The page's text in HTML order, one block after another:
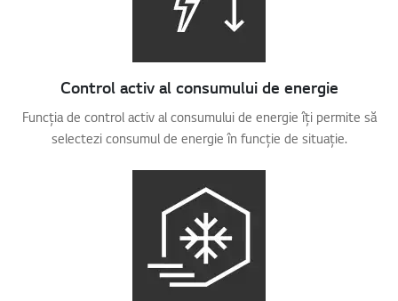
Control activ al consumului de energie
Funcția de control activ al consumului de energie îți permite să
selectezi consumul de energie în funcție de situație.